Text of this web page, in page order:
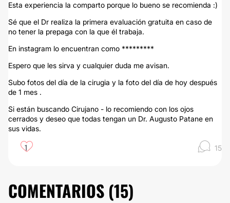
Esta experiencia la comparto porque lo bueno se recomienda :)
Sé que el Dr realiza la primera evaluación gratuita en caso de
no tener la prepaga con la que él trabaja.
En instagram lo encuentran como *********
Espero que les sirva y cualquier duda me avisan.
Subo fotos del día de la cirugia y la foto del día de hoy después
de 1 mes .
Si están buscando Cirujano - lo recomiendo con los ojos
cerrados y deseo que todas tengan un Dr. Augusto Patane en
sus vidas.
1 15
COMENTARIOS (15)